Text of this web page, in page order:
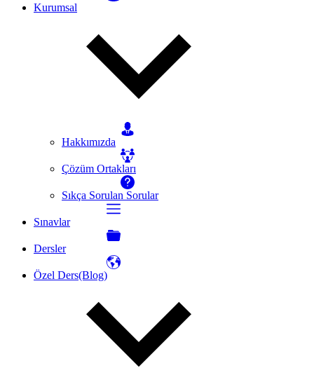
Kurumsal
Hakkımızda
Çözüm Ortakları
Sıkça Sorulan Sorular
Sınavlar
Dersler
Özel Ders(Blog)